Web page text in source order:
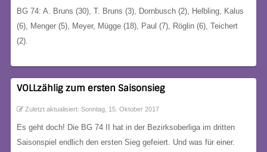
BG 74: A. Bruns (30), T. Bruns (3), Dornbusch (2), Helbling, Kalus
(6), Menger (5), Meyer, Mügge (18), Paul (7), Röglin (6), Teichert
(2).
VOLLzählig zum ersten Saisonsieg
Zuletzt aktualisiert: Sonntag, 15. Oktober 2017
Es geht doch! Die BG 74 II hat in der Bezirksoberliga im dritten
Saisonspiel endlich den ersten Sieg gefeiert. Und was für einer.